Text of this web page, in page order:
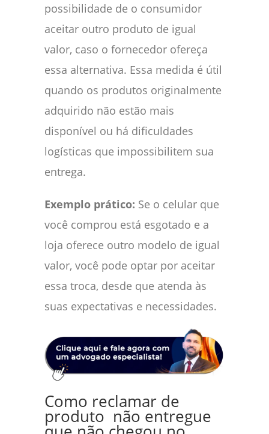
possibilidade de o consumidor
aceitar outro produto de igual
valor, caso o fornecedor ofereça
essa alternativa. Essa medida é útil
quando os produtos originalmente
adquirido não estão mais
disponível ou há dificuldades
logísticas que impossibilitem sua
entrega.
Exemplo prático: Se o celular que
você comprou está esgotado e a
loja oferece outro modelo de igual
valor, você pode optar por aceitar
essa troca, desde que atenda às
suas expectativas e necessidades.
Como reclamar de
produto não entregue